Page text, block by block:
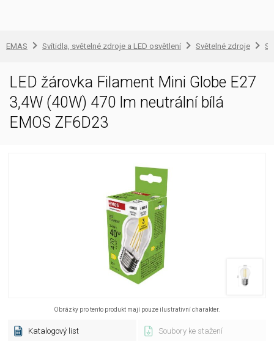
EMAS Svítidla, světelné zdroje a LED osvětlení Světelné zdroje
LED žárovka Filament Mini Globe E27
3,4W (40W) 470 lm neutrální bílá
EMOS ZF6D23
Obrázky pro tento produkt mají pouze ilustrativní charakter.
Katalogový list Soubory ke stažení